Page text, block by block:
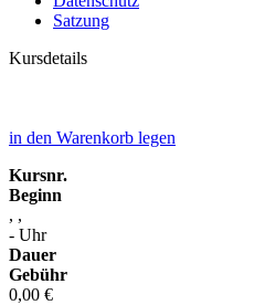
Satzung
Kursdetails
in den Warenkorb legen
Kursnr.
Beginn
, ,
- Uhr
Dauer
Gebühr
0,00 €